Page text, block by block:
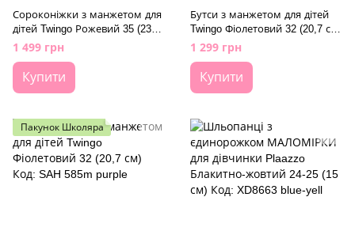
Сороконіжки з манжетом для
дітей Twingo Рожевий 35 (23
см) Код: SAHT 610M pink
1 499 грн
Купити
Бутси з манжетом для дітей
Twingo Фіолетовий 32 (20,7 см)
Код: KRA 585m purple
1 299 грн
Купити
Пакунок Школяра